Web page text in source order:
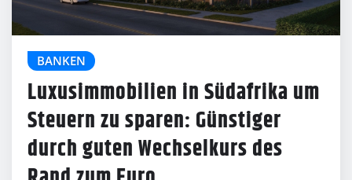
BANKEN
Luxusimmobilien in Südafrika um
Steuern zu sparen: Günstiger
durch guten Wechselkurs des